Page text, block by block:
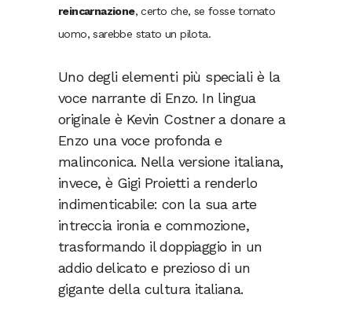
reincarnazione, certo che, se fosse tornato
uomo, sarebbe stato un pilota.
Uno degli elementi più speciali è la
voce narrante di Enzo. In lingua
originale è Kevin Costner a donare a
Enzo una voce profonda e
malinconica. Nella versione italiana,
invece, è Gigi Proietti a renderlo
indimenticabile: con la sua arte
intreccia ironia e commozione,
trasformando il doppiaggio in un
addio delicato e prezioso di un
gigante della cultura italiana.